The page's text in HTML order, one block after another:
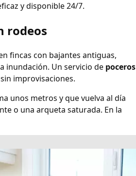
y disponible 24/7.
rodeos
fincas con bajantes antiguas,
inundación. Un servicio de poceros
improvisaciones.
unos metros y que vuelva al día
o una arqueta saturada. En la